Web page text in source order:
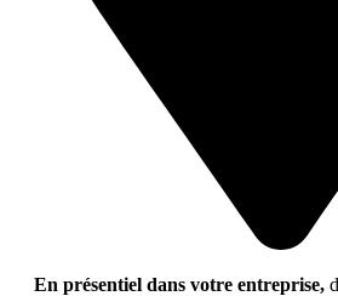
En présentiel dans votre entreprise,